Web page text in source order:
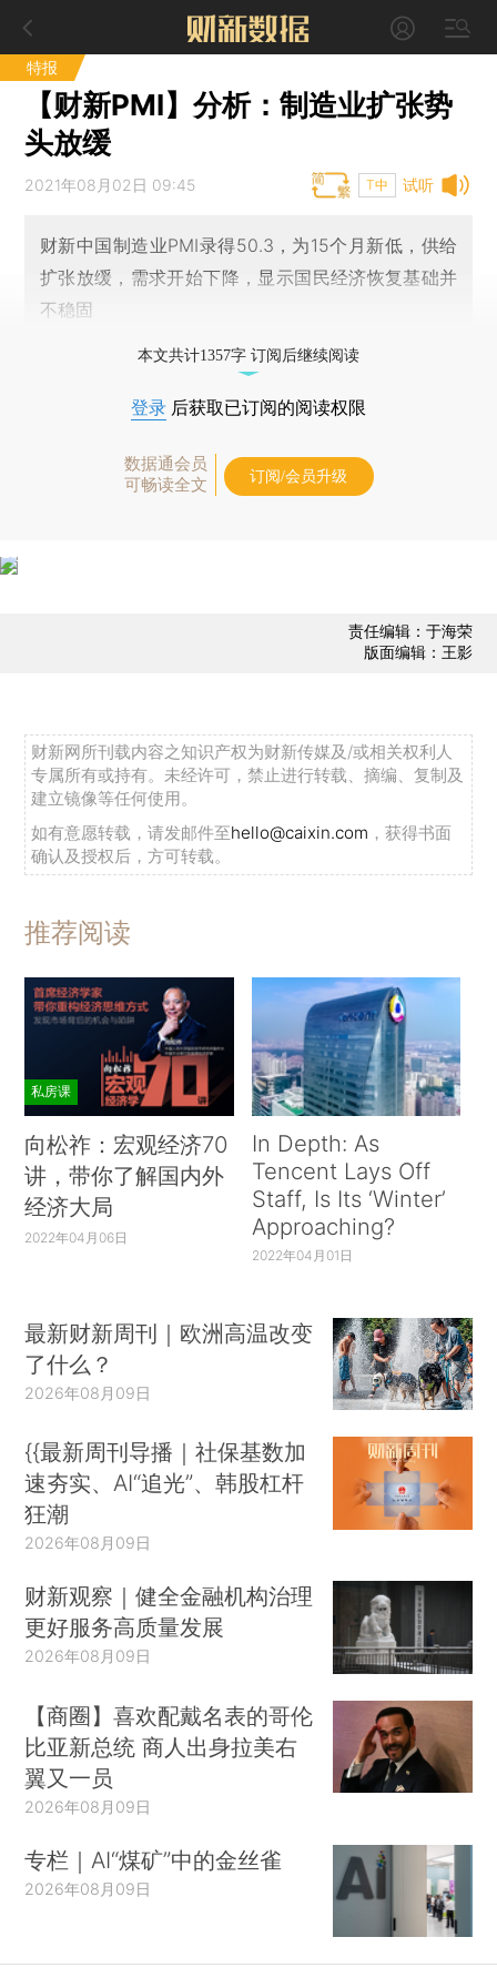
特报
【财新PMI】分析：制造业扩张势
头放缓
试听
2021年08月02日 09:45 T中
财新中国制造业PMI录得50.3，为15个月新低，供给
扩张放缓，需求开始下降，显示国民经济恢复基础并
不稳固
本文共计1357字 订阅后继续阅读
登录 后获取已订阅的阅读权限
数据通会员
可畅读全文
订阅/会员升级
责任编辑：于海荣
版面编辑：王影
财新网所刊载内容之知识产权为财新传媒及/或相关权利人
专属所有或持有。未经许可，禁止进行转载、摘编、复制及
建立镜像等任何使用。
如有意愿转载，请发邮件至hello@caixin.com ，获得书面
确认及授权后，方可转载。
推荐阅读
私房课
向松祚：宏观经济70
讲，带你了解国内外
经济大局
2022年04月06日
In Depth: As
Tencent Lays Off
Staff, Is Its ‘Winter’
Approaching?
2022年04月01日
最新财新周刊｜欧洲高温改变
了什么？
2026年08月09日
{{最新周刊导播｜社保基数加
速夯实、AI“追光”、韩股杠杆
狂潮
2026年08月09日
财新观察｜健全金融机构治理
更好服务高质量发展
2026年08月09日
【商圈】喜欢配戴名表的哥伦
比亚新总统 商人出身拉美右
翼又一员
2026年08月09日
专栏｜AI“煤矿”中的金丝雀
2026年08月09日